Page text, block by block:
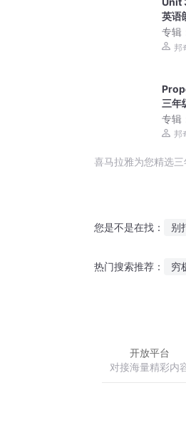
英语
专辑
原声
邦
三年
专辑
朗读
邦
喜马拉雅为您精选
您是不是在找： 别
热门搜索推荐： 穷
开放平台
对接海量精彩内